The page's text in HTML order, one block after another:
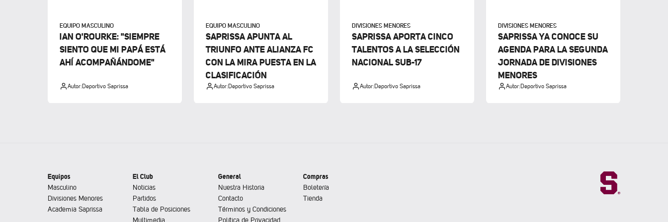
EQUIPO MASCULINO
IAN O'ROURKE: "SIEMPRE
SIENTO QUE MI PAPÁ ESTÁ
AHÍ ACOMPAÑÁNDOME"
Autor:Deportivo Saprissa
EQUIPO MASCULINO
SAPRISSA APUNTA AL
TRIUNFO ANTE ALIANZA FC
CON LA MIRA PUESTA EN LA
CLASIFICACIÓN
Autor:Deportivo Saprissa
DIVISIONES MENORES
SAPRISSA APORTA CINCO
TALENTOS A LA SELECCIÓN
NACIONAL SUB-17
Autor:Deportivo Saprissa
DIVISIONES MENORES
SAPRISSA YA CONOCE SU
AGENDA PARA LA SEGUNDA
JORNADA DE DIVISIONES
MENORES
Autor:Deportivo Saprissa
Equipos
Masculino
Divisiones Menores
Academia Saprissa
El Club
Noticias
Partidos
Tabla de Posiciones
Multimedia
General
Nuestra Historia
Contacto
Términos y Condiciones
Política de Privacidad
Compras
Boletería
Tienda